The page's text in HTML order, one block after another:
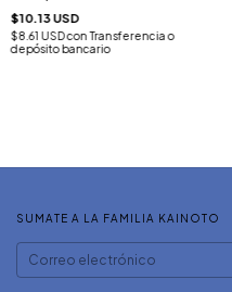
$10.13 USD
$8.61 USDcon Transferencia o
depósito bancario
SUMATE A LA FAMILIA KAINOTO